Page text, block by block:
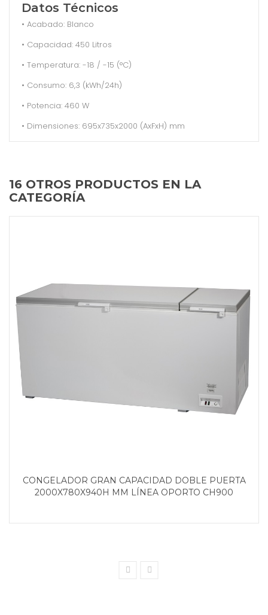
Datos Técnicos
• Acabado: Blanco
• Capacidad: 450 Litros
• Temperatura: -18 / -15 (°C)
• Consumo: 6,3 (kWh/24h)
• Potencia: 460 W
• Dimensiones: 695x735x2000 (AxFxH) mm
16 OTROS PRODUCTOS EN LA
CATEGORÍA
CONGELADOR GRAN CAPACIDAD DOBLE PUERTA
2000X780X940H MM LÍNEA OPORTO CH900